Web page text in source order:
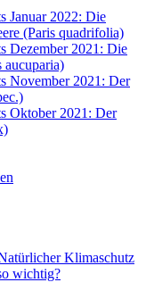
Januar 2022: Die
(Paris quadrifolia)
Dezember 2021: Die
aucuparia)
November 2021: Der
Oktober 2021: Der
Klimaschutz
wichtig?